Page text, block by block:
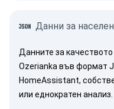
Данни за
Данните за
Ozerianka във формат
HomeAssistant,
или еднократен анализ.